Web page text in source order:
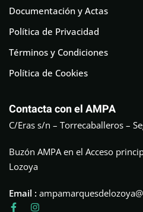
Documentación y Actas
Política de Privacidad
Términos y Condiciones
Política de Cookies
Contacta con el AMPA
C/Eras s/n – Torrecaballeros –
Buzón AMPA en el Acceso
Lozoya
Email :